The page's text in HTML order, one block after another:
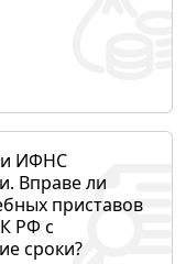
ИФНС
Вправе ли
приставов
РФ с
сроки?